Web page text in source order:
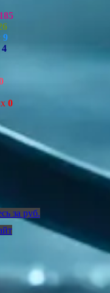
185
9
4
0
за руб.